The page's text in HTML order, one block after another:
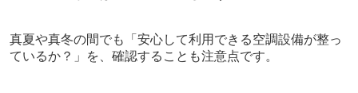
真夏や真冬の間でも「安心して利用できる空調設備が整っ
ているか？」を、確認することも注意点です。